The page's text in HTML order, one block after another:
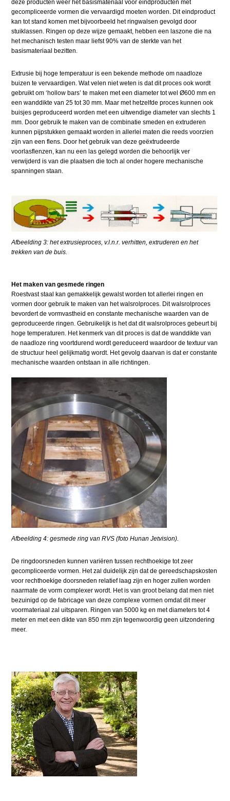
deze producten weer het basismateriaal voor eindproducten met
gecompliceerde vormen die vervaardigd moeten worden. Dit eindproduct
kan tot stand komen met bijvoorbeeld het ringwalsen gevolgd door
stuiklassen. Ringen op deze wijze gemaakt, hebben een laszone die na
het mechanisch testen maar liefst 90% van de sterkte van het
basismateriaal bezitten.
Extrusie bij hoge temperatuur is een bekende methode om naadloze
buizen te vervaardigen. Wat velen niet weten is dat dit proces ook wordt
gebruikt om ‘hollow bars’ te maken met een diameter tot wel Ø600 mm en
een wanddikte van 25 tot 30 mm. Maar met hetzelfde proces kunnen ook
buisjes geproduceerd worden met een uitwendige diameter van slechts 1
mm. Door gebruik te maken van de combinatie smeden en extruderen
kunnen pijpstukken gemaakt worden in allerlei maten die reeds voorzien
zijn van een flens. Door het gebruik van deze geëxtrudeerde
voorlasflenzen, kan nu een las gelegd worden die behoorlijk ver
verwijderd is van die plaatsen die toch al onder hogere mechanische
spanningen staan.
Afbeelding 3: het extrusieproces, v.l.n.r. verhitten, extruderen en het
trekken van de buis.
Het maken van gesmede ringen
Roestvast staal kan gemakkelijk gewalst worden tot allerlei ringen en
vormen door gebruik te maken van het walsrolproces. Dit walsrolproces
bevordert de vormvastheid en constante mechanische waarden van de
geproduceerde ringen. Gebruikelijk is het dat dit walsrolproces gebeurt bij
hoge temperaturen. Het kenmerk van dit proces is dat de wanddikte van
de naadloze ring voortdurend wordt gereduceerd waardoor de textuur van
de structuur heel gelijkmatig wordt. Het gevolg daarvan is dat er constante
mechanische waarden ontstaan in alle richtingen.
Afbeelding 4: gesmede ring van RVS (foto Hunan Jetvision).
De ringdoorsneden kunnen variëren tussen rechthoekige tot zeer
gecompliceerde vormen. Het zal duidelijk zijn dat de gereedschapskosten
voor rechthoekige doorsneden relatief laag zijn en hoger zullen worden
naarmate de vorm complexer wordt. Het is van groot belang dat men niet
bezuinigd op de fabricage van deze complexe vormen omdat dit meer
voormateriaal zal uitsparen. Ringen van 5000 kg en met diameters tot 4
meter en met een dikte van 850 mm zijn tegenwoordig geen uitzondering
meer.